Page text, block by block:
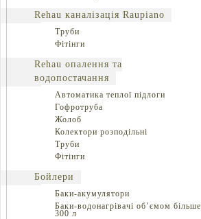
Rehau каналізація Raupiano
Труби
Фітінги
Rehau опалення та
водопостачання
Автоматика теплої підлоги
Гофротруба
Жолоб
Колектори розподільні
Труби
Фітінги
Бойлери
Баки-акумулятори
Баки-водонагрівачі об’ємом більше
300 л